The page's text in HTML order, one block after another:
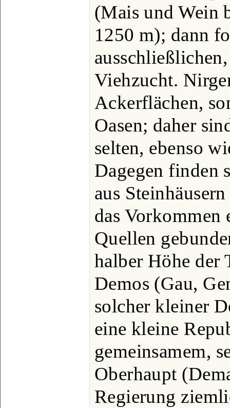
(Mais und Wein
1250 m); dann
Viehzucht.
Ackerflächen,
Oasen; daher
selten, ebenso
Dagegen finden
aus
das Vorkommen
Quellen
halber Höhe der
Demos (Gau,
solcher kleiner
eine kleine
gemeinsamem,
Oberhaupt
Regierung